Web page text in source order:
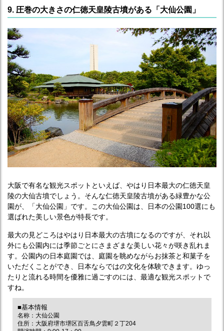
9. 圧巻の大きさの仁徳天皇陵古墳がある「大仙公園」
大阪で有名な観光スポットといえば、やはり日本最大の仁徳天皇
陵の大仙古墳でしょう。そんな仁徳天皇陵古墳がある緑豊かな公
園が、「大仙公園」です。この大仙公園は、日本の公園100選にも
選ばれた美しい景色が特長です。
最大の見どころはやはり日本最大の古墳になるのですが、それ以
外にも公園内には季節ごとにさまざまな美しい花々が咲き乱れま
す。公園内の日本庭園では、庭園を眺めながらお抹茶と和菓子を
いただくことができ、日本ならではの文化を体験できます。ゆっ
たりと流れる時間を優雅に過ごすのには、最適な観光スポットで
すね。
■基本情報
名称：大仙公園
住所：大阪府堺市堺区百舌鳥夕雲町２丁204